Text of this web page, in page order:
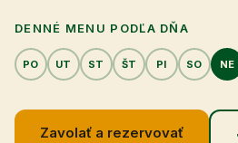
DENNÉ MENU PODĽA DŇA
PO UT ST ŠT PI SO NE
Zavolať a rezervovať